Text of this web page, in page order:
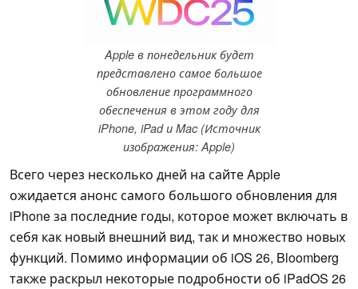
Apple в понедельник будет
представлено самое большое
обновление программного
обеспечения в этом году для
iPhone, iPad и Mac (Источник
изображения: Apple)
Всего через несколько дней на сайте Apple
ожидается анонс самого большого обновления для
iPhone за последние годы, которое может включать в
себя как новый внешний вид, так и множество новых
функций. Помимо информации об iOS 26, Bloomberg
также раскрыл некоторые подробности об iPadOS 26